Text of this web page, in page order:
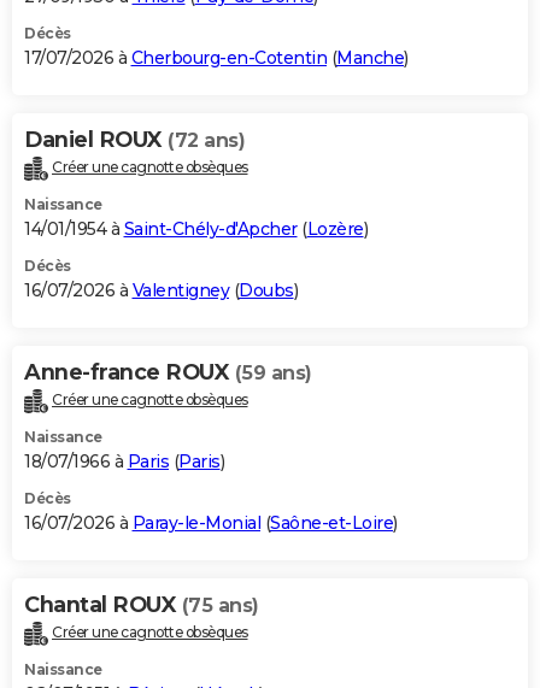
Décès
17/07/2026 à Cherbourg-en-Cotentin (Manche)
Daniel ROUX (72 ans)
Créer une cagnotte obsèques
Naissance
14/01/1954 à Saint-Chély-d'Apcher(Lozère)
Décès
16/07/2026 à Valentigney(Doubs)
Anne-france ROUX (59 ans)
Créer une cagnotte obsèques
Naissance
18/07/1966 à Paris (Paris)
Décès
16/07/2026 à Paray-le-Monial (Saône-et-Loire)
Chantal ROUX (75 ans)
Créer une cagnotte obsèques
Naissance